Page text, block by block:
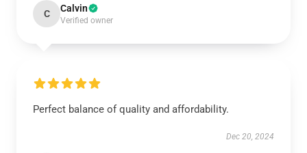
C Calvin
Verified owner
Perfect balance of quality and affordability.
Dec 20, 2024